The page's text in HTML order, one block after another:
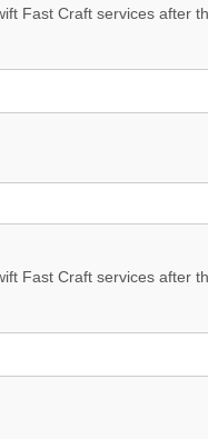
Fast Craft services after
Fast Craft services after